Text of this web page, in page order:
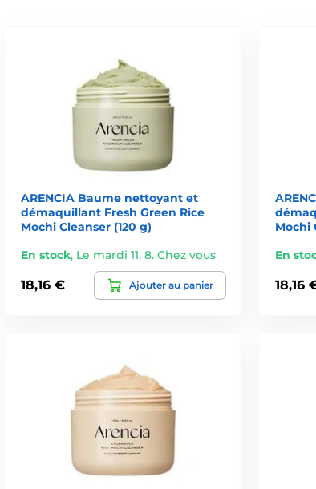
ARENCIA Baume nettoyant et
démaquillant Fresh Green Rice
Mochi Cleanser (120 g)
En stock, Le mardi 11. 8. Chez vous
18,16 € Ajouter au panier
Mochi
En
18,16